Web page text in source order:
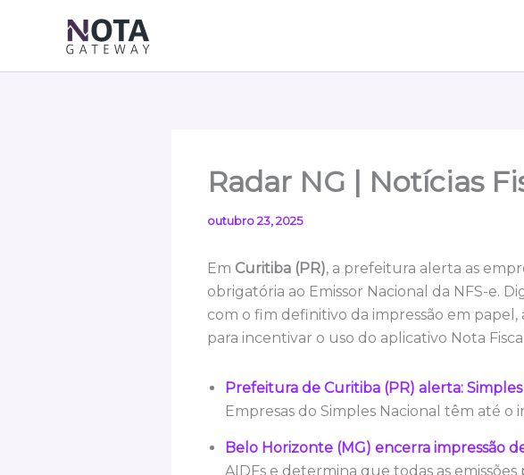
Radar NG | Notícias
outubro 23, 2025
Em Curitiba (PR), a prefeitura alerta as
obrigatória ao Emissor Nacional da NFS-e.
com o fim definitivo da impressão em
para incentivar o uso do aplicativo Nota
Prefeitura de Curitiba (PR) alerta:
Empresas do Simples Nacional têm até o
Belo Horizonte (MG) encerra impressão
AIDFs e determina que todas as